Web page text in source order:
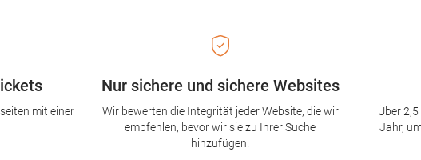
Nur sichere und sichere Websites
Wir bewerten die Integrität jeder Website, die wir
empfehlen, bevor wir sie zu Ihrer Suche
hinzufügen.
mit einer
Über
Jahr,